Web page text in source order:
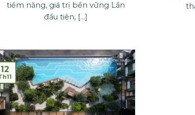
tiềm năng, giá trị bền vững Lần
đầu tiên, [...]
12